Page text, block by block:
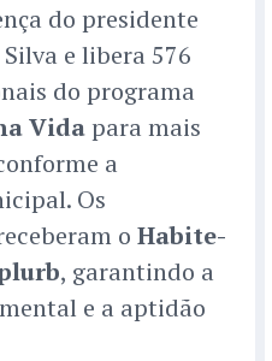
do presidente
e libera 576
do programa
Vida para mais
a
Os
o Habite-
, garantindo a
e a aptidão